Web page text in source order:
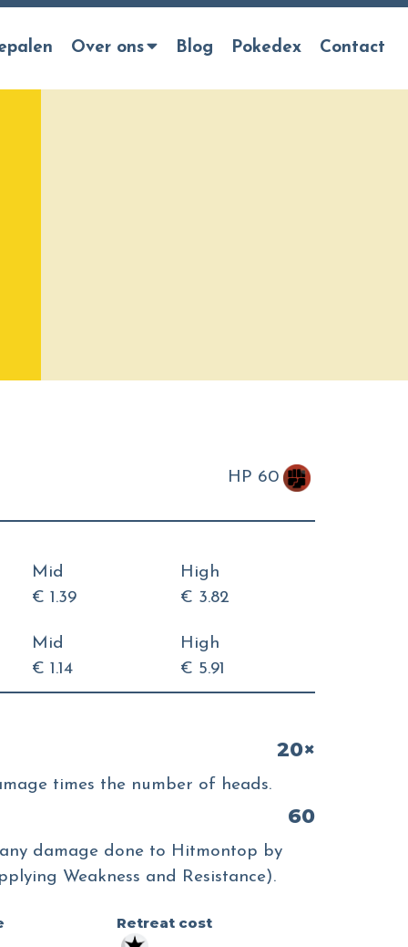
Over ons Blog Pokedex Contact
HP 60
Mid
€ 1.39
High
€ 3.82
Mid
€ 1.14
High
€ 5.91
20×
times the number of heads.
60
damage done to Hitmontop by
Weakness and Resistance).
Retreat cost